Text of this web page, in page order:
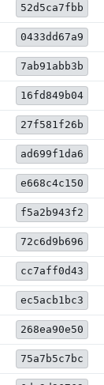
52d5ca7fbb
0433dd67a9
7ab91abb3b
16fd849b04
27f581f26b
ad699f1da6
e668c4c150
f5a2b943f2
72c6d9b696
cc7aff0d43
ec5acb1bc3
268ea90e50
75a7b5c7bc